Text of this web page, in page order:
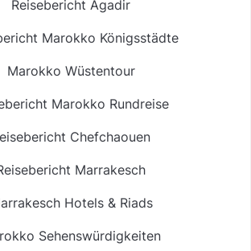
Reisebericht Agadir
Marokko Königsstädte
Marokko Wüstentour
Marokko Rundreise
Chefchaouen
Marrakesch
Hotels & Riads
Sehenswürdigkeiten